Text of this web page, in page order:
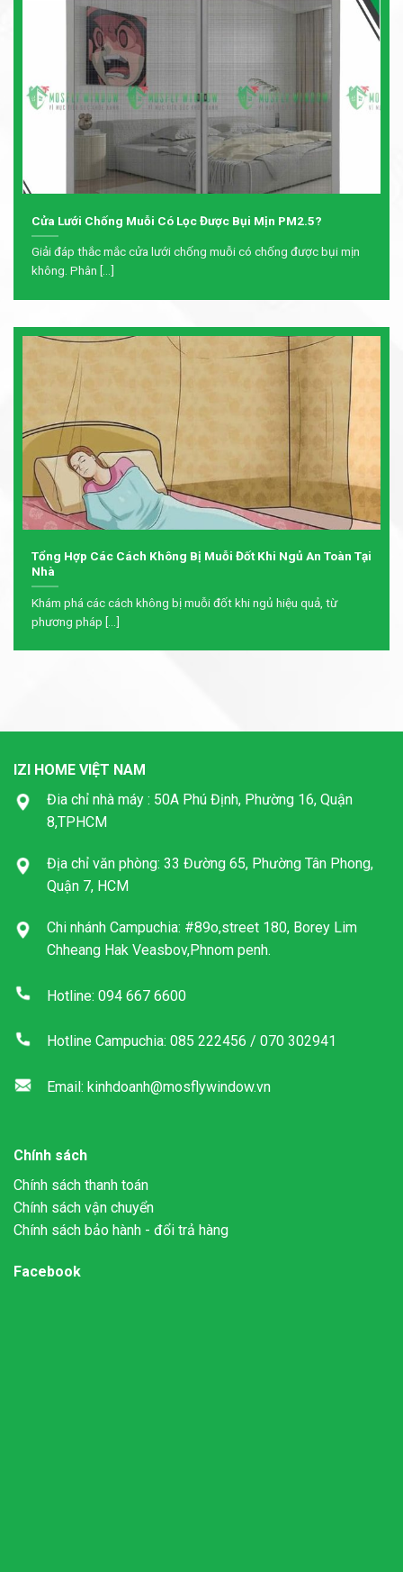
Cửa Lưới Chống Muỗi Có Lọc Được Bụi Mịn PM2.5?
Giải đáp thắc mắc cửa lưới chống muỗi có chống được bụi mịn
không. Phân [...]
Tổng Hợp Các Cách Không Bị Muỗi Đốt Khi Ngủ An Toàn Tại
Nhà
Khám phá các cách không bị muỗi đốt khi ngủ hiệu quả, từ
phương pháp [...]
IZI HOME VIỆT NAM
Đia chỉ nhà máy : 50A Phú Định, Phường 16, Quận
8,TPHCM
Địa chỉ văn phòng: 33 Đường 65, Phường Tân Phong,
Quận 7, HCM
Chi nhánh Campuchia: #89o,street 180, Borey Lim
Chheang Hak Veasbov,Phnom penh.
Hotline: 094 667 6600
Hotline Campuchia: 085 222456 / 070 302941
Email: kinhdoanh@mosflywindow.vn
Chính sách
Chính sách thanh toán
Chính sách vận chuyển
Chính sách bảo hành - đổi trả hàng
Facebook